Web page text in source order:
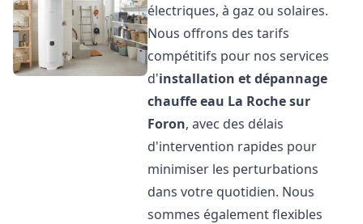
électriques, à gaz ou solaires.
Nous offrons des tarifs
compétitifs pour nos services
d'installation et dépannage
chauffe eau La Roche sur
Foron, avec des délais
d'intervention rapides pour
minimiser les perturbations
dans votre quotidien. Nous
sommes également flexibles